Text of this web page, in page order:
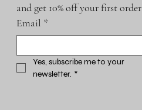
and get 10% off your first order
Email *
Yes, subscribe me to your
newsletter. *